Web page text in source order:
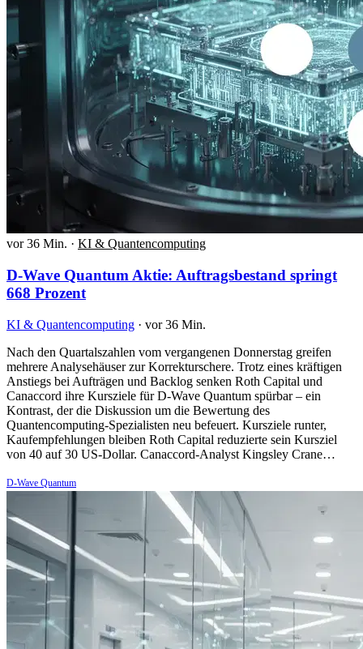
vor 36 Min. · KI & Quantencomputing
D-Wave Quantum Aktie: Auftragsbestand springt
668 Prozent
KI & Quantencomputing · vor 36 Min.
Nach den Quartalszahlen vom vergangenen Donnerstag greifen
mehrere Analysehäuser zur Korrekturschere. Trotz eines kräftigen
Anstiegs bei Aufträgen und Backlog senken Roth Capital und
Canaccord ihre Kursziele für D-Wave Quantum spürbar – ein
Kontrast, der die Diskussion um die Bewertung des
Quantencomputing-Spezialisten neu befeuert. Kursziele runter,
Kaufempfehlungen bleiben Roth Capital reduzierte sein Kursziel
von 40 auf 30 US-Dollar. Canaccord-Analyst Kingsley Crane…
D-Wave Quantum